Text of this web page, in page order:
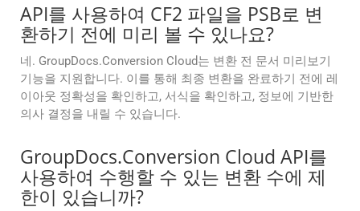
API를 사용하여 CF2 파일을 PSB로 변
환하기 전에 미리 볼 수 있나요?
네. GroupDocs.Conversion Cloud는 변환 전 문서 미리보기
기능을 지원합니다. 이를 통해 최종 변환을 완료하기 전에 레
이아웃 정확성을 확인하고, 서식을 확인하고, 정보에 기반한
의사 결정을 내릴 수 있습니다.
GroupDocs.Conversion Cloud API를
사용하여 수행할 수 있는 변환 수에 제
한이 있습니까?